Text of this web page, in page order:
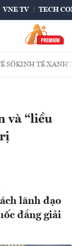
VNE TV TECH
SỐKINH TẾ XANH
và “liều
lãnh đạo
đắng giải